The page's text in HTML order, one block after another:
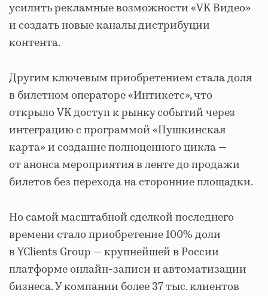
усилить рекламные возможности «VK Видео»
и создать новые каналы дистрибуции
контента.
Другим ключевым приобретением стала доля
в билетном операторе «Интикетс», что
открыло VK доступ к рынку событий через
интеграцию с программой «Пушкинская
карта» и создание полноценного цикла —
от анонса мероприятия в ленте до продажи
билетов без перехода на сторонние площадки.
Но самой масштабной сделкой последнего
времени стало приобретение 100% доли
в YClients Group — крупнейшей в России
платформе онлайн-записи и автоматизации
бизнеса. У компании более 37 тыс. клиентов